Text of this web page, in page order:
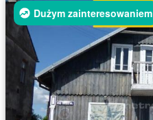
Dużym zainteresowaniem